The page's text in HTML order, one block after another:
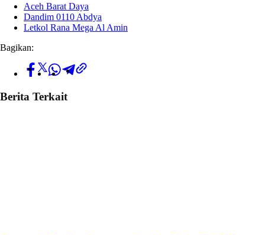
Aceh Barat Daya
Dandim 0110 Abdya
Letkol Rana Mega Al Amin
Bagikan:
Berita Terkait